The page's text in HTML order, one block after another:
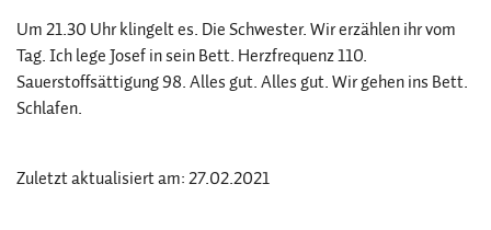
Um 21.30 Uhr klingelt es. Die Schwester. Wir erzählen ihr vom
Tag. Ich lege Josef in sein Bett. Herzfrequenz 110.
Sauerstoffsättigung 98. Alles gut. Alles gut. Wir gehen ins Bett.
Schlafen.
Zuletzt aktualisiert am: 27.02.2021